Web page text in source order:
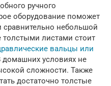
ручного
оборудование поможет
сравнительно небольшой
листами стоит
вальцы или
домашних условиях не
сложности. Также
достаточно толстые